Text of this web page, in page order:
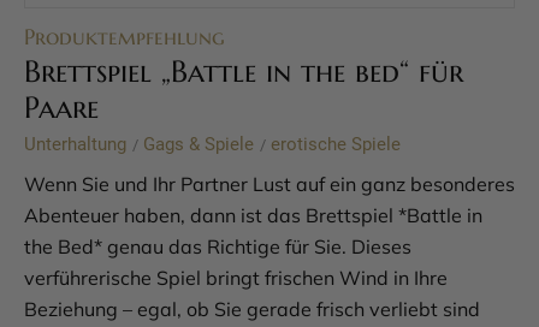
Produktempfehlung
Brettspiel „Battle in the bed“ für
Paare
Unterhaltung / Gags & Spiele / erotische Spiele
Wenn Sie und Ihr Partner Lust auf ein ganz besonderes
Abenteuer haben, dann ist das Brettspiel *Battle in
the Bed* genau das Richtige für Sie. Dieses
verführerische Spiel bringt frischen Wind in Ihre
Beziehung – egal, ob Sie gerade frisch verliebt sind